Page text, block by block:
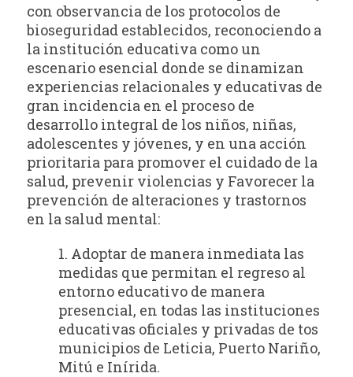
con observancia de los protocolos de
bioseguridad establecidos, reconociendo a
la institución educativa como un
escenario esencial donde se dinamizan
experiencias relacionales y educativas de
gran incidencia en el proceso de
desarrollo integral de los niños, niñas,
adolescentes y jóvenes, y en una acción
prioritaria para promover el cuidado de la
salud, prevenir violencias y Favorecer la
prevención de alteraciones y trastornos
en la salud mental:
1. Adoptar de manera inmediata las
medidas que permitan el regreso al
entorno educativo de manera
presencial, en todas las instituciones
educativas oficiales y privadas de tos
municipios de Leticia, Puerto Nariño,
Mitú e Inírida.